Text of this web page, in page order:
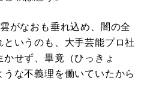
がなおも垂れ込め、闇の全
いうのも、大手芸能プロ社
せず、畢竟（ひっきょ
うな不義理を働いていたから